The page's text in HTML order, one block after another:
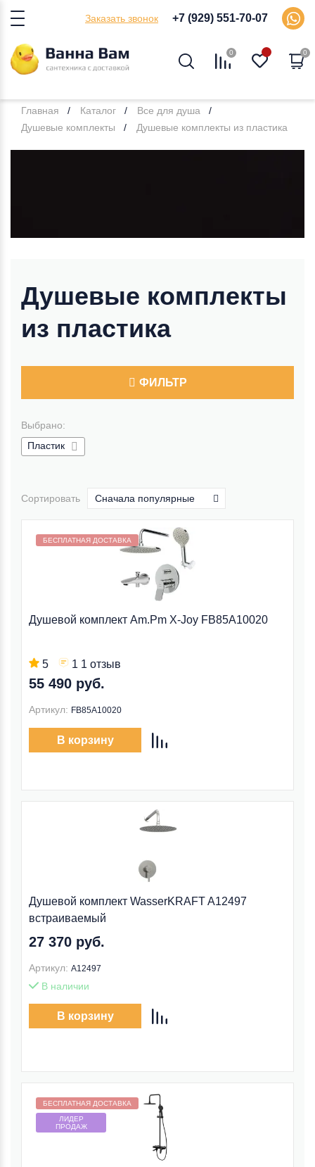
Заказать звонок +7 (929) 551-70-07
0 0
Главная Каталог
Все для душа
Душевые комплекты
Душевые комплекты из пластика
Душевые комплекты
из пластика
ФИЛЬТР
Выбрано:
Пластик
Сортировать Сначала популярные
БЕСПЛАТНАЯ ДОСТАВКА
Душевой комплект Am.Pm X-Joy FB85A10020
5 1 1 отзыв
55 490 руб.
Артикул: FB85A10020
В корзину
Душевой комплект WasserKRAFT A12497
встраиваемый
27 370 руб.
Артикул: A12497
В наличии
В корзину
БЕСПЛАТНАЯ ДОСТАВКА
ЛИДЕР
ПРОДАЖ